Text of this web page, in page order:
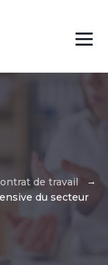
de travail →
du secteur